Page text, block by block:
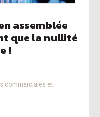
assemblée
que la nullité
!
commerciales et